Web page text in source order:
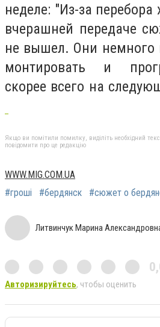
неделе: "Из-за
вчерашней передаче
не вышел. Они немного
монтировать и
скорее всего на
Якщо ви помітили помилку, виділіть необхідний
повідомити про це редакцію
WWW.MIG.COM.UA
#гроші
#бердянск #сюжет о
Литвинчук Марина
Авторизируйтесь, чтобы оценить